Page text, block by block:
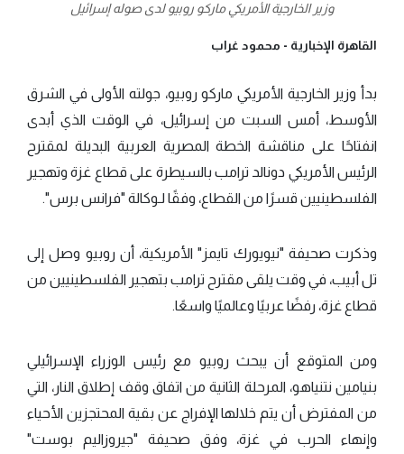
وزير الخارجية الأمريكي ماركو روبيو لدى صوله إسرائيل
القاهرة الإخبارية - محمود غراب
بدأ وزير الخارجية الأمريكي ماركو روبيو، جولته الأولى في الشرق
الأوسط، أمس السبت من إسرائيل، في الوقت الذي أبدى
انفتاحًا على مناقشة الخطة المصرية العربية البديلة لمقترح
الرئيس الأمريكي دونالد ترامب بالسيطرة على قطاع غزة وتهجير
الفلسطينيين قسرًا من القطاع، وفقًا لـوكالة "فرانس برس".
وذكرت صحيفة "نيويورك تايمز" الأمريكية، أن روبيو وصل إلى
تل أبيب، في وقت يلقى مقترح ترامب بتهجير الفلسطينيين من
قطاع غزة، رفضًا عربيًا وعالميًا واسعًا.
ومن المتوقع أن يبحث روبيو مع رئيس الوزراء الإسرائيلي
بنيامين نتنياهو، المرحلة الثانية من اتفاق وقف إطلاق النار، التي
من المفترض أن يتم خلالها الإفراج عن بقية المحتجزين الأحياء
وإنهاء الحرب في غزة، وفق صحيفة "جيروزاليم بوست"